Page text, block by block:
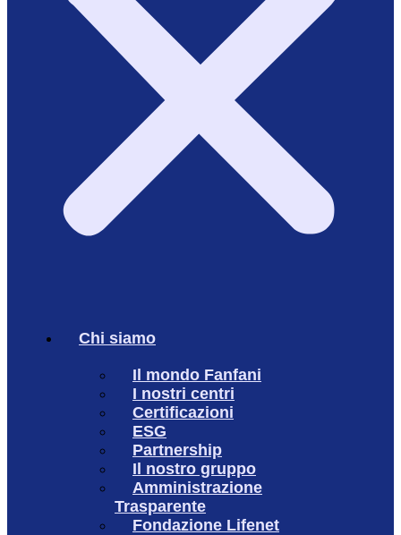
Chi siamo
Il mondo Fanfani
I nostri centri
Certificazioni
ESG
Partnership
Il nostro gruppo
Amministrazione
Trasparente
Fondazione Lifenet